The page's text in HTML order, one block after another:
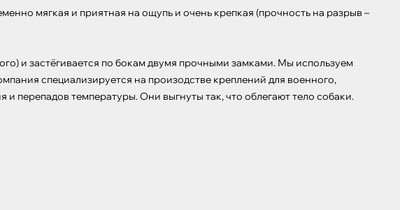
мягкая и приятная на ощупь и очень крепкая (прочность на разрыв –
и застёгивается по бокам двумя прочными замками. Мы используем
специализируется на произодстве креплений для военного,
перепадов температуры. Они выгнуты так, что облегают тело собаки.